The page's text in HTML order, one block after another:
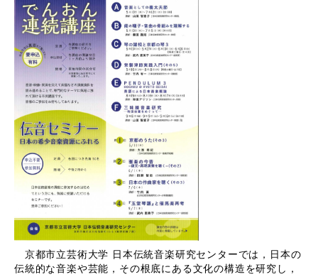
京都市立芸術大学 日本伝統音楽研究センターでは，日本の
伝統的な音楽や芸能，その根底にある文化の構造を研究し，